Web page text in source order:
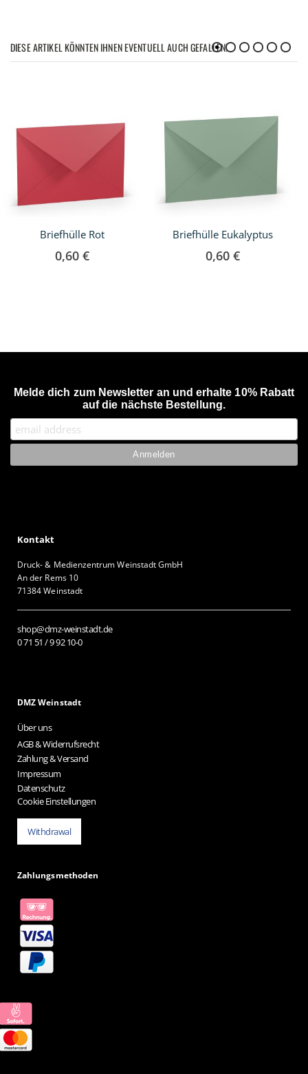
DIESE ARTIKEL KÖNNTEN IHNEN EVENTUELL AUCH GEFALLEN!
Briefhülle Rot
0,60 €
Briefhülle Eukalyptus
0,60 €
Melde dich zum Newsletter an und erhalte 10% Rabatt
auf die nächste Bestellung.
Kontakt
Druck- & Medienzentrum Weinstadt GmbH
An der Rems 10
71384 Weinstadt
shop@dmz-weinstadt.de
0 71 51 / 9 92 10-0
DMZ Weinstadt
Über uns
AGB & Widerrufsrecht
Zahlung & Versand
Impressum
Datenschutz
Cookie Einstellungen
Withdrawal
Zahlungsmethoden